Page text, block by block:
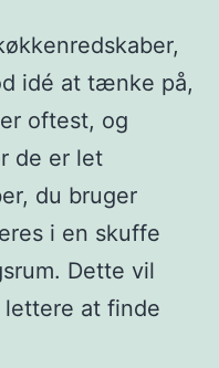
idé at tænke på,
oftest, og
de er let
du bruger
i en skuffe
Dette vil
at finde